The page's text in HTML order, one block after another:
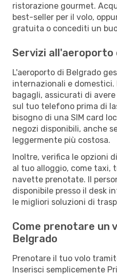
ristorazione gourmet.
best-seller per il volo,
gratuita o concediti un
Servizi all'aeroporto
L'aeroporto di Belgrado
internazionali e domestici.
bagagli, assicurati di
sul tuo telefono prima di
bisogno di una SIM card
negozi disponibili, anche
leggermente più costosa.
Inoltre, verifica le opzioni
al tuo alloggio, come taxi,
navette prenotate. Il
disponibile presso il desk
le migliori soluzioni di
Come prenotare un
Belgrado
Prenotare il tuo volo
Inserisci semplicemente